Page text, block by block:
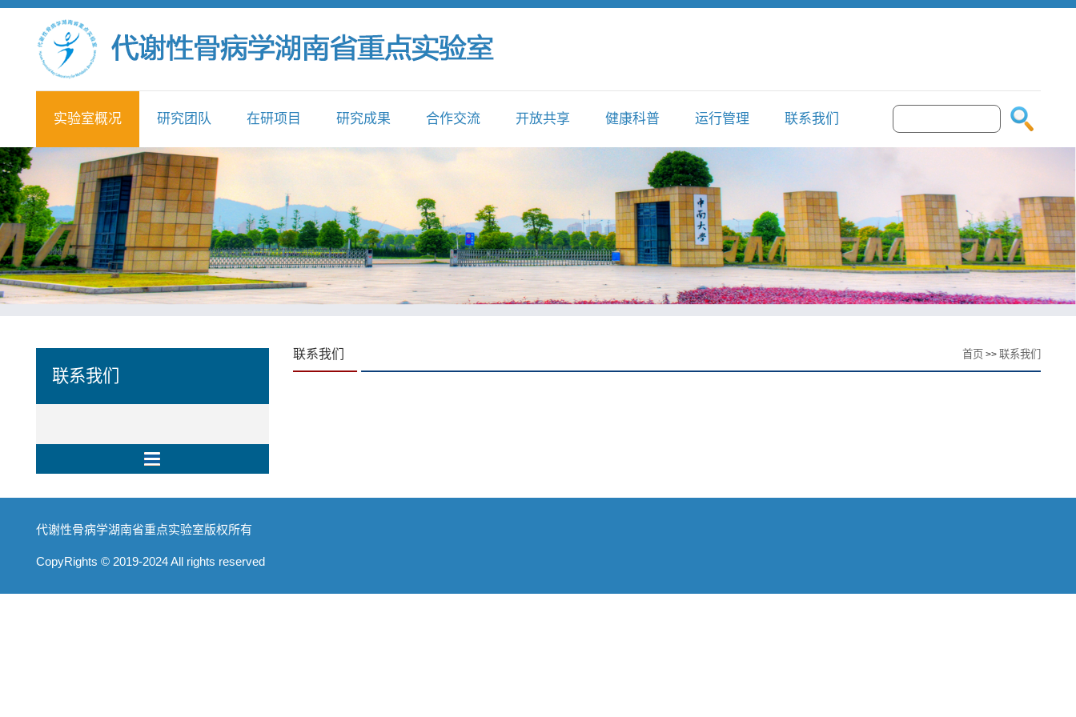
实验室概况 研究团队 在研项目 研究成果 合作交流 开放共享 健康科普 运行管理 联系我们
联系我们
联系我们 首页 >> 联系我们
代谢性骨病学湖南省重点实验室版权所有
CopyRights © 2019-2024 All rights reserved